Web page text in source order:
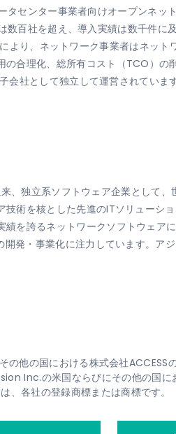
センター事業者向けオープンネッ
百社を超え、導入実績は数千件に
り、ネットワーク事業者はネッ
合理化、総所有コスト（TCO）
会社として独立して運営されています
、独立系ソフトウェア企業として
術を核とした先進のITソリューシ
を誇るネットワークソフトウェア
発・事業化に注力しています。ア
他の国における株式会社ACCESS
Inc.の米国ならびにその他の国に
、各社の登録商標または商標です。